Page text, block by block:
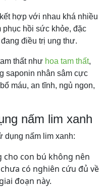
hợp với nhau khá nhiều
phục hồi sức khỏe, đặc
điều trị ung thư.
thất như hoa tam thất,
saponin nhân sâm cực
máu, an tĩnh, ngủ ngon,
nấm lim xanh
dụng nấm lim xanh:
cho con bú không nên
có nghiên cứu đủ về
đoạn này.